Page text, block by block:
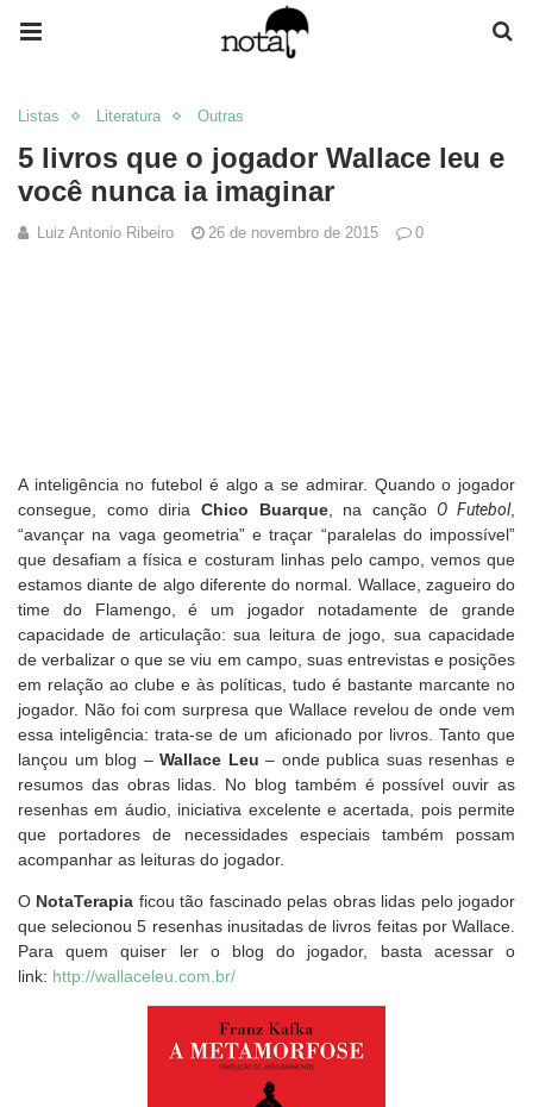
Listas Literatura Outras
5 livros que o jogador Wallace leu e
você nunca ia imaginar
Luiz Antonio Ribeiro 26 de novembro de 2015 0
A inteligência no futebol é algo a se admirar. Quando o jogador
consegue, como diria Chico Buarque, na canção O Futebol,
“avançar na vaga geometria” e traçar “paralelas do impossível”
que desafiam a física e costuram linhas pelo campo, vemos que
estamos diante de algo diferente do normal. Wallace, zagueiro do
time do Flamengo, é um jogador notadamente de grande
capacidade de articulação: sua leitura de jogo, sua capacidade
de verbalizar o que se viu em campo, suas entrevistas e posições
em relação ao clube e às políticas, tudo é bastante marcante no
jogador. Não foi com surpresa que Wallace revelou de onde vem
essa inteligência: trata-se de um aficionado por livros. Tanto que
lançou um blog –Wallace Leu – onde publica suas resenhas e
resumos das obras lidas. No blog também é possível ouvir as
resenhas em áudio, iniciativa excelente e acertada, pois permite
que portadores de necessidades especiais também possam
acompanhar as leituras do jogador.
O NotaTerapia ficou tão fascinado pelas obras lidas pelo jogador
que selecionou 5 resenhas inusitadas de livros feitas por Wallace.
Para quem quiser ler o blog do jogador, basta acessar o
link: http://wallaceleu.com.br/